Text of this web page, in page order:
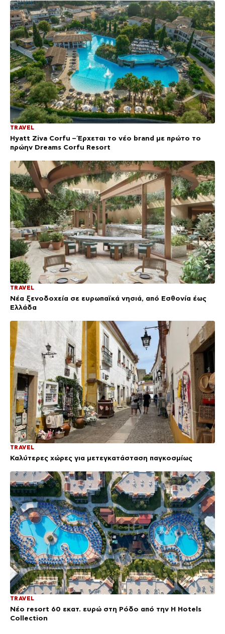
TRAVEL
Hyatt Ziva Corfu – Έρχεται το νέο brand με πρώτο το
πρώην Dreams Corfu Resort
TRAVEL
Νέα ξενοδοχεία σε ευρωπαϊκά νησιά, από Εσθονία έως
Ελλάδα
TRAVEL
Καλύτερες χώρες για μετεγκατάσταση παγκοσμίως
TRAVEL
Νέο resort 60 εκατ. ευρώ στη Ρόδο από την H Hotels
Collection